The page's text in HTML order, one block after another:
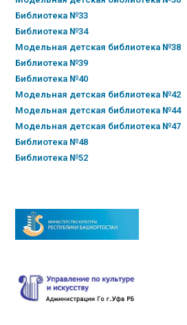
Библиотека №33
Библиотека №34
Модельная детская библиотека №38
Библиотека №39
Библиотека №40
Модельная детская библиотека №42
Модельная детская библиотека №44
Модельная детская библиотека №47
Библиотека №48
Библиотека №52